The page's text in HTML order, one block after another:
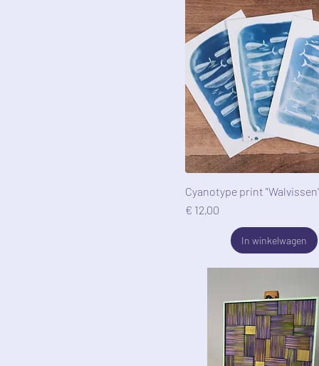
Cyanotype print
Prijs
€ 12,00
In winkelwagen